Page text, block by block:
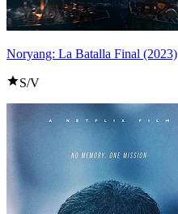
Noryang: La Batalla Final (2023)
S/V